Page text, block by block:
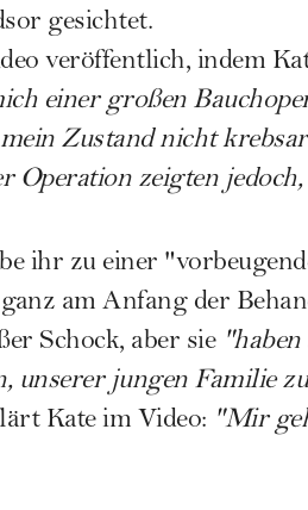
gesichtet.
veröffentlich, indem
einer großen
mein Zustand nicht
Operation zeigten
ihr zu einer
am Anfang der
Schock, aber sie
unserer jungen Familie
Kate im Video: "Mir